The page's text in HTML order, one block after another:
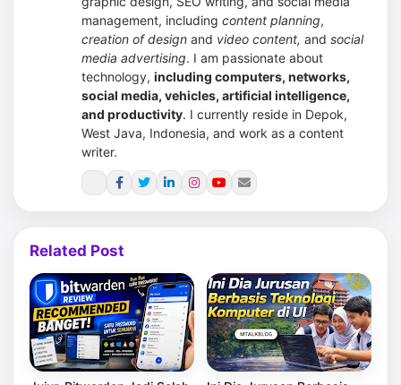
management, including content planning,
creation of design and video content, and social
media advertising. I am passionate about
technology, including computers, networks,
social media, vehicles, artificial intelligence,
and productivity. I currently reside in Depok,
West Java, Indonesia, and work as a content
writer.
Related Post